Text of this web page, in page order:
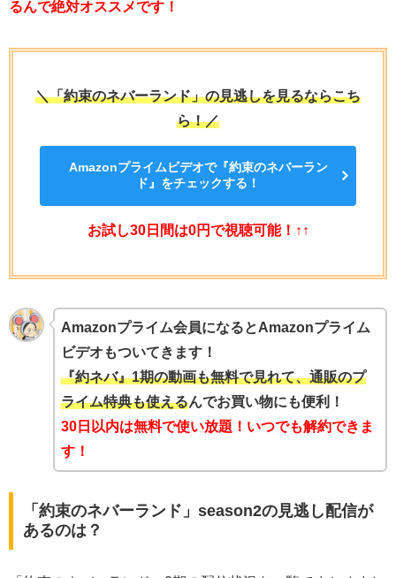
るんで絶対オススメです！
＼「約束のネバーランド」の見逃しを見るならこち
ら！／
Amazonプライムビデオで『約束のネバーラン
ド』をチェックする！
お試し30日間は0円で視聴可能！↑↑
Amazonプライム会員になるとAmazonプライム
ビデオもついてきます！
『約ネバ』1期の動画も無料で見れて、通販のプ
ライム特典も使えるんでお買い物にも便利！
30日以内は無料で使い放題！いつでも解約できま
す！
「約束のネバーランド」season2の見逃し配信が
あるのは？